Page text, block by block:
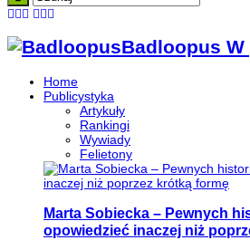
Badloopus
Home
Publicystyka
Artykuły
Rankingi
Wywiady
Felietony
Marta Sobiecka – Pewnych
opowiedzieć inaczej niż